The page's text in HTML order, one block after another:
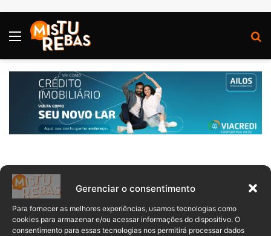
Gerenciar o consentimento
Para fornecer as melhores experiências, usamos tecnologias como
cookies para armazenar e/ou acessar informações do dispositivo. O
consentimento para essas tecnologias nos permitirá processar dados
Menu
Vagas de Andreatta
Soluções em Pinturas -
Balcão de Empregos